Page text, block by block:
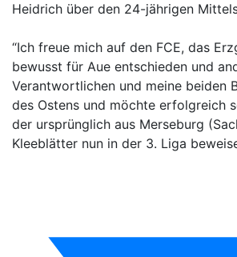
Heidrich über den 24-jährigen
“Ich freue mich auf den FCE, das
bewusst für Aue entschieden und
Verantwortlichen und meine beiden
des Ostens und möchte erfolgreich
der ursprünglich aus Merseburg
Kleeblätter nun in der 3. Liga